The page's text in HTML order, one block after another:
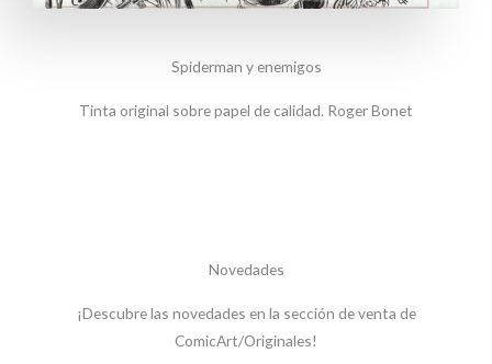
Spiderman y enemigos
Tinta original sobre papel de calidad. Roger Bonet
Novedades
¡Descubre las novedades en la sección de venta de
ComicArt/Originales!